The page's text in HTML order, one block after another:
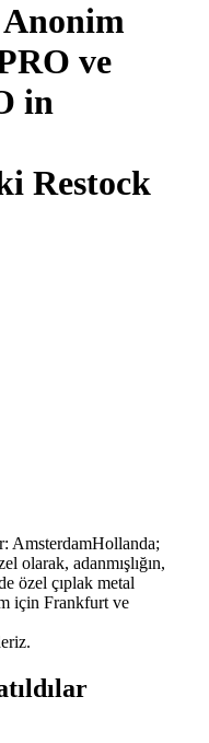
ve
in
Restock
AmsterdamHollanda;
olarak, adanmışlığın,
özel çıplak metal
için Frankfurt ve